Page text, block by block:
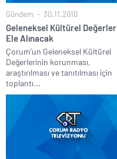
Gündem 30.11.2010
Geleneksel Kültürel Değerler
Ele Alınacak
Çorum'un Geleneksel Kültürel
Değerlerinin korunması,
araştırılması ve tanıtılması için
toplantı...